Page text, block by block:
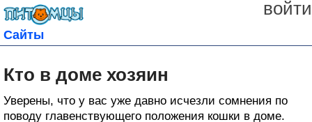
войти
Сайты
Кто в доме хозяин
Уверены, что у вас уже давно исчезли сомнения по
поводу главенствующего положения кошки в доме.